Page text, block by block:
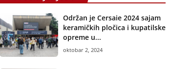
Održan je Cersaie 2024 sajam
keramičkih pločica i kupatilske
opreme u...
oktobar 2, 2024